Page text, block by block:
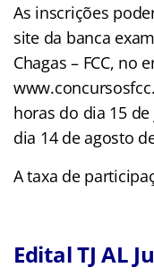
As inscrições
site da banca
Chagas – FCC, no
horas do dia 15
dia 14 de agosto
A taxa de
Edital TJ AL